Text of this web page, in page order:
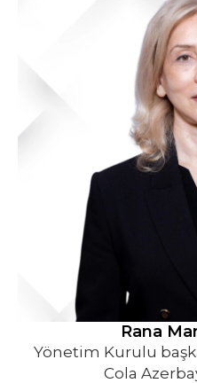
Rana
Yönetim Kurulu
Cola